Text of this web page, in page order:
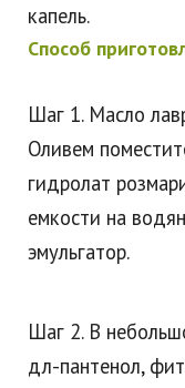
капель.
Способ
Шаг 1. Масло
Оливем
гидролат
емкости на
эмульгатор.
Шаг 2. В
дл-пантенол,